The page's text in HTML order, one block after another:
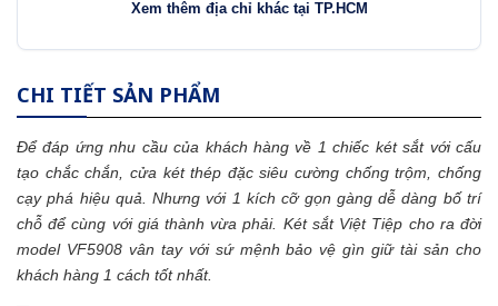
Xem thêm địa chỉ khác tại TP.HCM
CHI TIẾT SẢN PHẨM
Để đáp ứng nhu cầu của khách hàng về 1 chiếc két sắtvới cấu
tạo chắc chắn, cửa két thép đặc siêu cường chống trộm, chống
cạy phá hiệu quả. Nhưng với 1 kích cỡ gọn gàng dễ dàng bố trí
chỗ để cùng với giá thành vừa phải. Két sắt Việt Tiệp cho ra đời
model VF5908 vân tay với sứ mệnh bảo vệ gìn giữ tài sản cho
khách hàng 1 cách tốt nhất.